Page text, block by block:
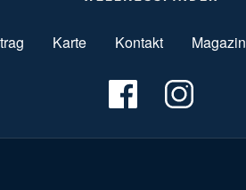
Karte Kontakt Magazin